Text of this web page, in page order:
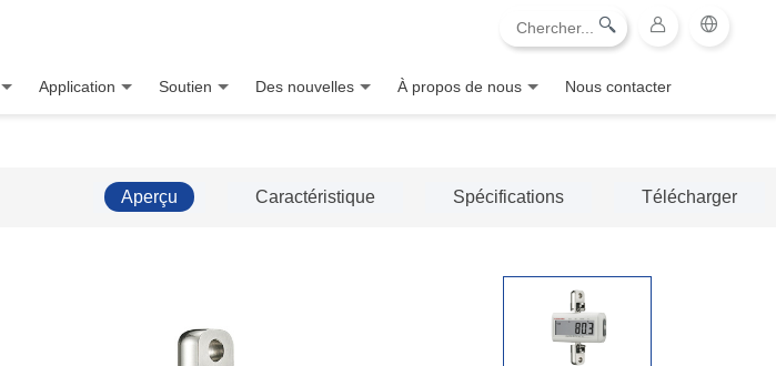
Application Soutien Des nouvelles À propos de nous Nous contacter
Aperçu Caractéristique Spécifications Télécharger